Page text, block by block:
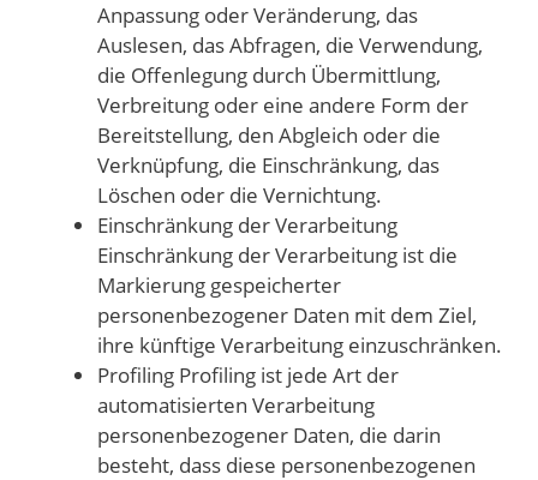
Anpassung oder Veränderung, das
Auslesen, das Abfragen, die Verwendung,
die Offenlegung durch Übermittlung,
Verbreitung oder eine andere Form der
Bereitstellung, den Abgleich oder die
Verknüpfung, die Einschränkung, das
Löschen oder die Vernichtung.
Einschränkung der Verarbeitung
Einschränkung der Verarbeitung ist die
Markierung gespeicherter
personenbezogener Daten mit dem Ziel,
ihre künftige Verarbeitung einzuschränken.
Profiling Profiling ist jede Art der
automatisierten Verarbeitung
personenbezogener Daten, die darin
besteht, dass diese personenbezogenen